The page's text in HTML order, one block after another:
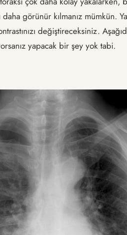
görünür kılmanız mümkün.
değiştireceksiniz.
yapacak bir şey yok tabi.